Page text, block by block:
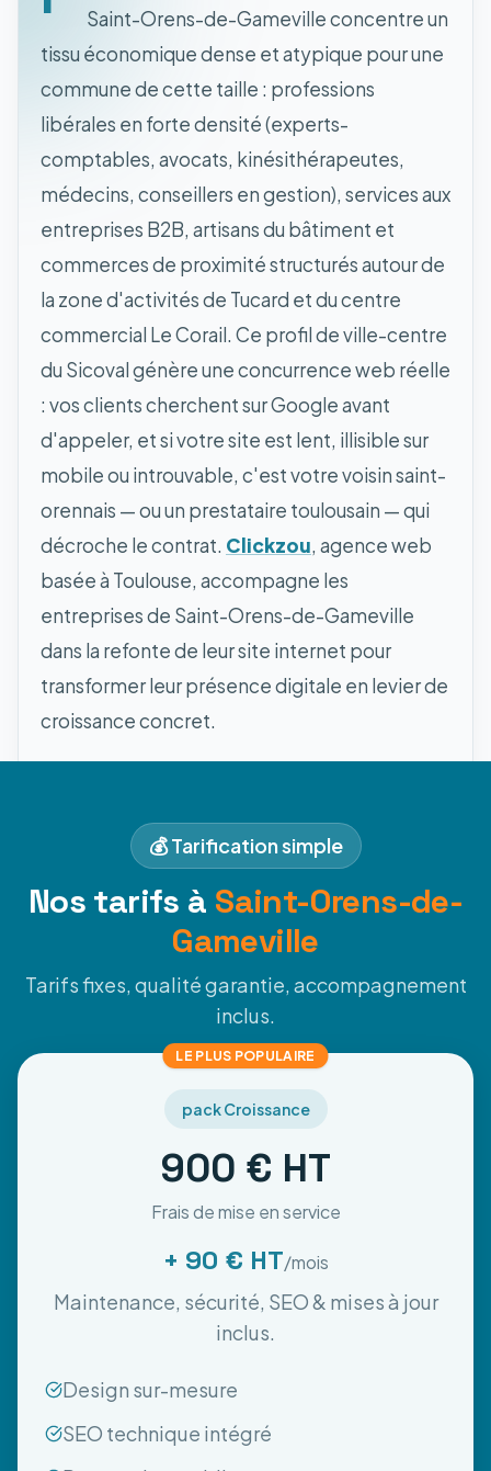
Saint-Orens-de-Gameville concentre un
tissu économique dense et atypique pour une
commune de cette taille : professions
libérales en forte densité (experts-
comptables, avocats, kinésithérapeutes,
médecins, conseillers en gestion), services aux
entreprises B2B, artisans du bâtiment et
commerces de proximité structurés autour de
la zone d'activités de Tucard et du centre
commercial Le Corail. Ce profil de ville-centre
du Sicoval génère une concurrence web réelle
: vos clients cherchent sur Google avant
d'appeler, et si votre site est lent, illisible sur
mobile ou introuvable, c'est votre voisin saint-
orennais — ou un prestataire toulousain — qui
décroche le contrat. Clickzou, agence web
basée à Toulouse, accompagne les
entreprises de Saint-Orens-de-Gameville
dans la refonte de leur site internet pour
transformer leur présence digitale en levier de
croissance concret.
💰 Tarification simple
Nos tarifs à Saint-Orens-de-
Gameville
Tarifs fixes, qualité garantie, accompagnement
inclus.
LE PLUS POPULAIRE
pack Croissance
900 € HT
Frais de mise en service
+ 90 € HT/mois
Maintenance, sécurité, SEO & mises à jour
inclus.
Design sur-mesure
SEO technique intégré